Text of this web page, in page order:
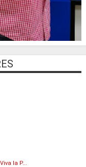
la P...